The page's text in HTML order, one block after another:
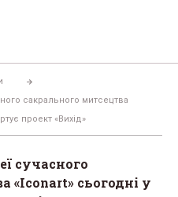
сакрального митсецтва
проект «Вихід»
сучасного
«Іconart» сьогодні у